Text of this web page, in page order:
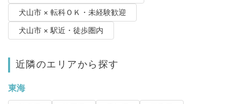
犬山市 × 転科ＯＫ・未経験歓迎
犬山市 × 駅近・徒歩圏内
近隣のエリアから探す
東海